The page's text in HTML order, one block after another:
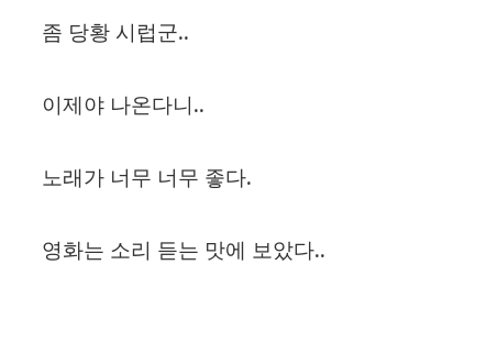
좀 당황 시럽군..
이제야 나온다니..
노래가 너무 너무 좋다.
영화는 소리 듣는 맛에 보았다..